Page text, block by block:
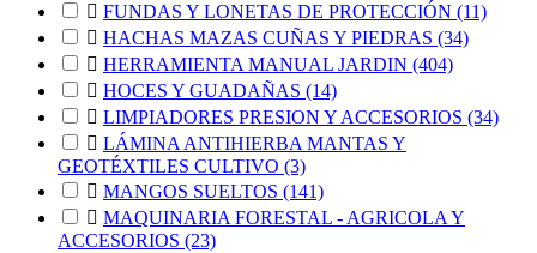
 FUNDAS Y LONETAS DE PROTECCIÓN (11)
 HACHAS MAZAS CUÑAS Y PIEDRAS (34)
 HERRAMIENTA MANUAL JARDIN (404)
 HOCES Y GUADAÑAS (14)
 LIMPIADORES PRESION Y ACCESORIOS (34)
 LÁMINA ANTIHIERBA MANTAS Y
GEOTÉXTILES CULTIVO (3)
 MANGOS SUELTOS (141)
 MAQUINARIA FORESTAL - AGRICOLA Y
ACCESORIOS (23)